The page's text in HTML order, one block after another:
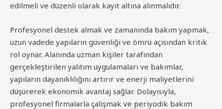
edilmeli ve düzenli olarak kayıt altına alınmalıdır.
Profesyonel destek almak ve zamanında bakım yapmak,
uzun vadede yapıların güvenliği ve ömrü açısından kritik
rol oynar. Alanında uzman kişiler tarafından
gerçekleştirilen yalıtım uygulamaları ve bakımlar,
yapıların dayanıklılığını artırır ve enerji maliyetlerini
düşürerek ekonomik avantaj sağlar. Dolayısıyla,
profesyonel firmalarla çalışmak ve periyodik bakım